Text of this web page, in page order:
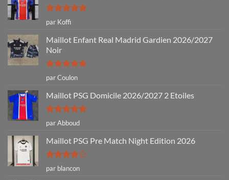
Note5sur
5
par Koffi
Maillot Enfant Real Madrid Gardien 2026/2027
Noir
Note5sur
5
par Coulon
Maillot PSG Domicile 2026/2027 2 Etoiles
Note5sur
5
par Abboud
Maillot PSG Pre Match Night Edition 2026
Note4
sur 5
par blancon